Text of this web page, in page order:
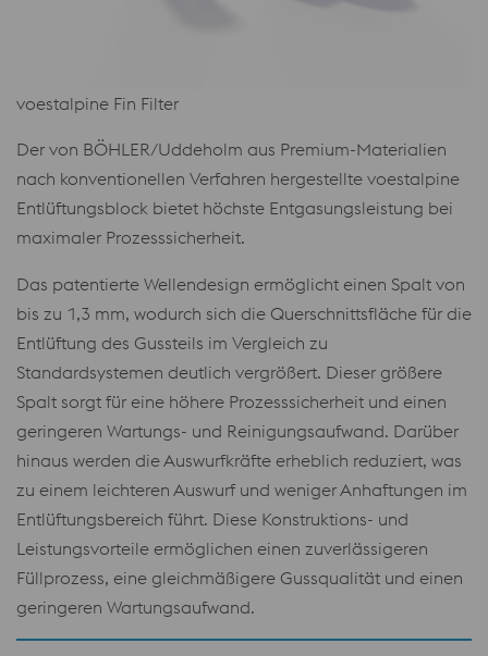
voestalpine Fin Filter
Der von BÖHLER/Uddeholm aus Premium-Materialien
nach konventionellen Verfahren hergestellte voestalpine
Entlüftungsblock bietet höchste Entgasungsleistung bei
maximaler Prozesssicherheit.
Das patentierte Wellendesign ermöglicht einen Spalt von
bis zu 1,3 mm, wodurch sich die Querschnittsfläche für die
Entlüftung des Gussteils im Vergleich zu
Standardsystemen deutlich vergrößert. Dieser größere
Spalt sorgt für eine höhere Prozesssicherheit und einen
geringeren Wartungs- und Reinigungsaufwand. Darüber
hinaus werden die Auswurfkräfte erheblich reduziert, was
zu einem leichteren Auswurf und weniger Anhaftungen im
Entlüftungsbereich führt. Diese Konstruktions- und
Leistungsvorteile ermöglichen einen zuverlässigeren
Füllprozess, eine gleichmäßigere Gussqualität und einen
geringeren Wartungsaufwand.